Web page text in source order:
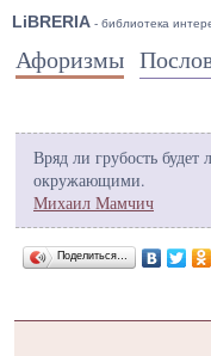
LiBRERIA - библиотека
Афоризмы
Вряд ли грубость будет
окружающими.
Михаил Мамчич
Поделиться…